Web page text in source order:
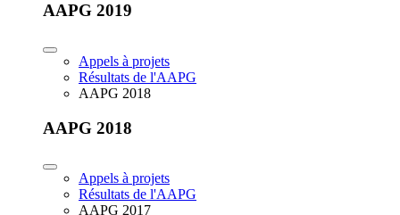
AAPG 2019
Appels à projets
Résultats de l'AAPG
AAPG 2018
AAPG 2018
Appels à projets
Résultats de l'AAPG
AAPG 2017